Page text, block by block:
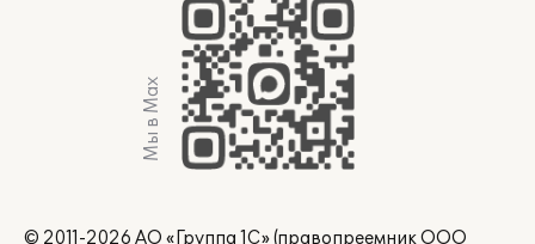
Мы в Max
© 2011-2026 АО «Группа 1С» (правопреемник ООО